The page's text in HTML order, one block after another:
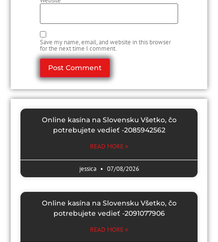
Save my name, email, and website in this browser
for the next time I comment.
Online kasína na Slovensku Všetko, čo
potrebujete vedieť -2085942562
READ MORE »
jessica 07/08/2026
Online kasína na Slovensku Všetko, čo
potrebujete vedieť -2091077906
READ MORE »